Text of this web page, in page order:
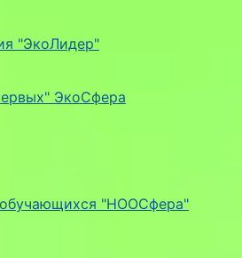
"ЭкоЛидер"
ЭкоСфера
"НООСфера"